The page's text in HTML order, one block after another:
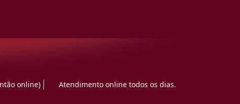
online) Atendimento online todos os dias.